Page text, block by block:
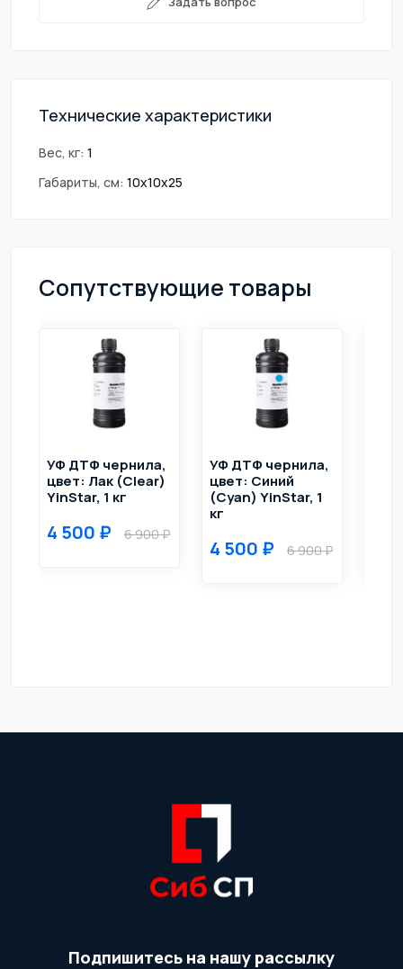
Технические характеристики
Вес, кг: 1
Габариты, см: 10х10х25
Сопутствующие товары
УФ ДТФ чернила,
цвет: Лак (Clear)
YinStar, 1 кг
4 500 6 900
УФ ДТФ чернила,
цвет: Синий
(Cyan) YinStar, 1
кг
4 500 6 900
Подпишитесь на нашу рассылку